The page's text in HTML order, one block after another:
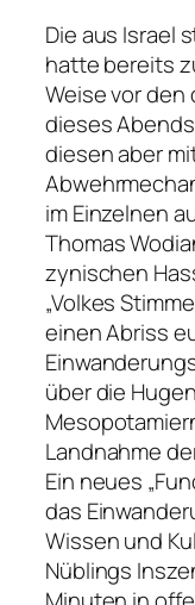
Die aus Israel
hatte bereits
Weise vor
dieses
diesen aber
im Einzelnen
Thomas
zynischen
„Volkes
einen Abriss
über die
Landnahme
Ein neues
das
Wissen und
Nüblings